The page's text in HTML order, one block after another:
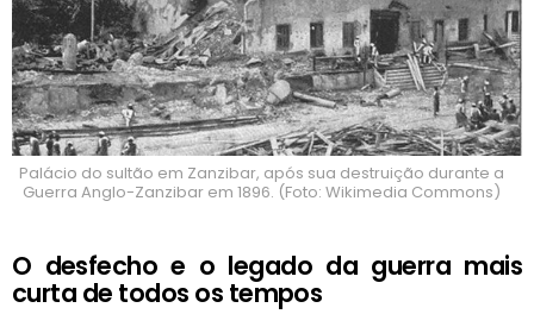
Palácio do sultão em Zanzibar, após sua destruição durante a
Guerra Anglo-Zanzibar em 1896. (Foto: Wikimedia Commons)
O desfecho e o legado da guerra mais
curta de todos os tempos